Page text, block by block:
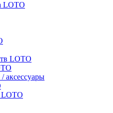
LOTO
LOTO
аксессуары
LOTO